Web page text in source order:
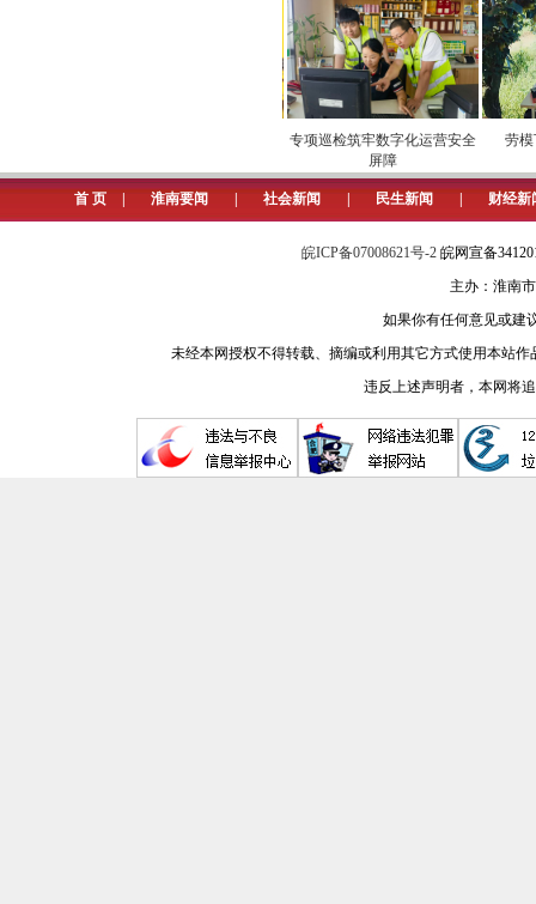
专项巡检筑牢数字化运营安全
屏障
劳模
首 页 淮南要闻 社会新闻 民生新闻 财经新
皖ICP备07008621号-2 皖网宣备
主办：淮南
如果你有任何意见或建
未经本网授权不得转载、摘编或利用其它方式使用本站
违反上述声明者，本网将